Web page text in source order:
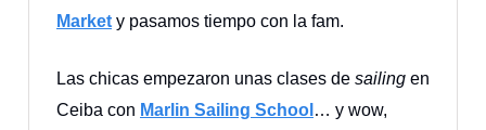
Market y pasamos tiempo con la fam.
Las chicas empezaron unas clases de sailing en
Ceiba con Marlin Sailing School … y wow,